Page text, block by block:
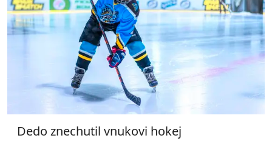
Dedo znechutil vnukovi hokej